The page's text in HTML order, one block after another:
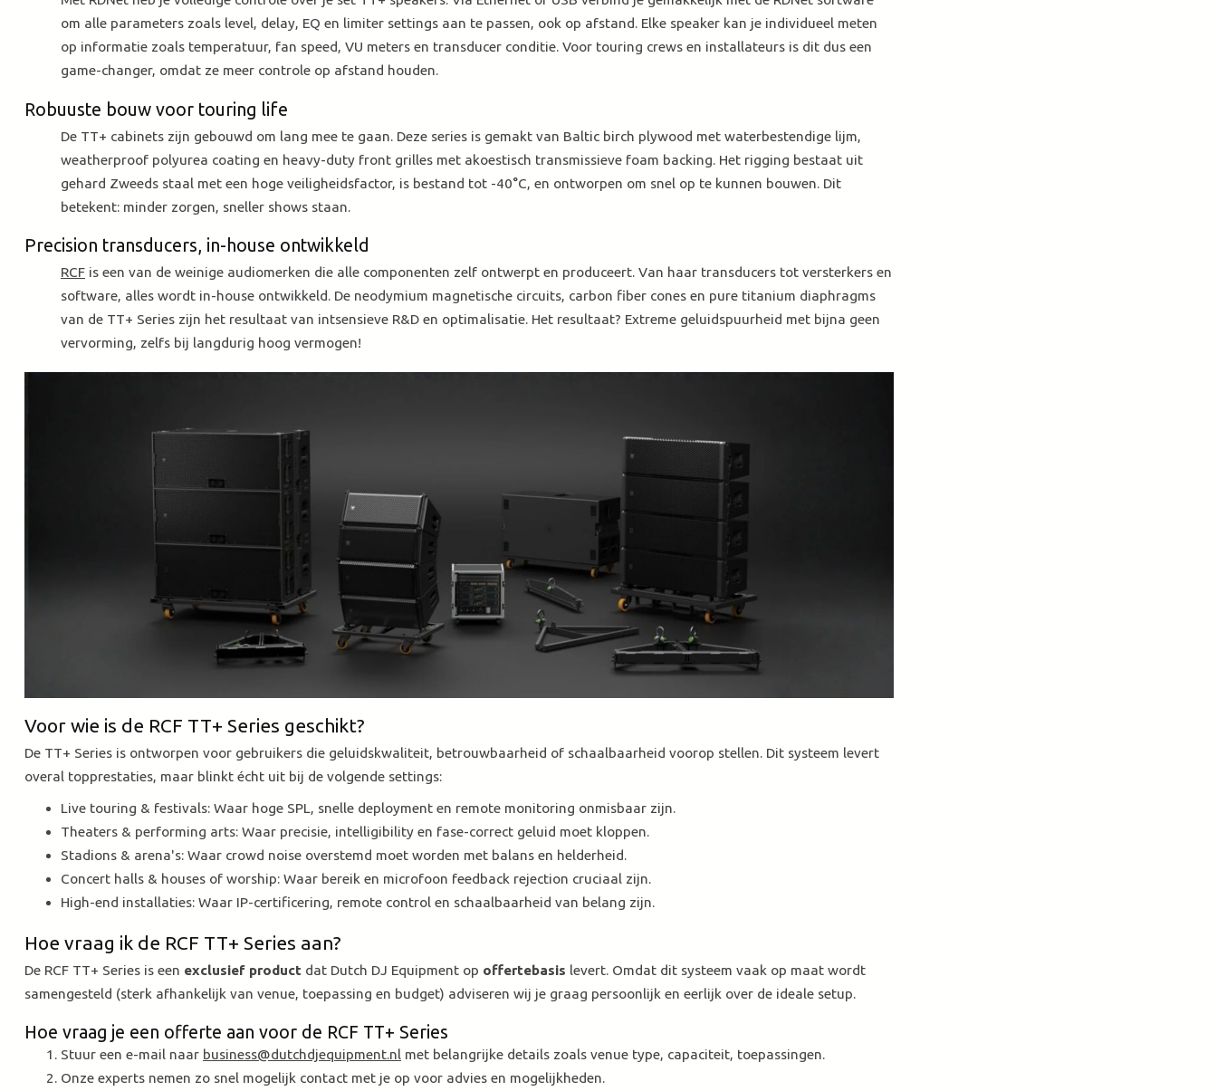
om alle parameters zoals level, delay, EQ en limiter settings aan te passen, ook op afstand. Elke speaker kan je individueel meten
op informatie zoals temperatuur, fan speed, VU meters en transducer conditie. Voor touring crews en installateurs is dit dus een
game-changer, omdat ze meer controle op afstand houden.
Robuuste bouw voor touring life
De TT+ cabinets zijn gebouwd om lang mee te gaan. Deze series is gemakt van Baltic birch plywood met waterbestendige lijm,
weatherproof polyurea coating en heavy-duty front grilles met akoestisch transmissieve foam backing. Het rigging bestaat uit
gehard Zweeds staal met een hoge veiligheidsfactor, is bestand tot -40°C, en ontworpen om snel op te kunnen bouwen. Dit
betekent: minder zorgen, sneller shows staan.
Precision transducers, in-house ontwikkeld
RCF is een van de weinige audiomerken die alle componenten zelf ontwerpt en produceert. Van haar transducers tot versterkers en
software, alles wordt in-house ontwikkeld. De neodymium magnetische circuits, carbon fiber cones en pure titanium diaphragms
van de TT+ Series zijn het resultaat van intsensieve R&D en optimalisatie. Het resultaat? Extreme geluidspuurheid met bijna geen
vervorming, zelfs bij langdurig hoog vermogen!
Voor wie is de RCF TT+ Series geschikt?
De TT+ Series is ontworpen voor gebruikers die geluidskwaliteit, betrouwbaarheid of schaalbaarheid voorop stellen. Dit systeem levert
overal topprestaties, maar blinkt écht uit bij de volgende settings:
Live touring & festivals: Waar hoge SPL, snelle deployment en remote monitoring onmisbaar zijn.
Theaters & performing arts: Waar precisie, intelligibility en fase-correct geluid moet kloppen.
Stadions & arena's: Waar crowd noise overstemd moet worden met balans en helderheid.
Concert halls & houses of worship: Waar bereik en microfoon feedback rejection cruciaal zijn.
High-end installaties: Waar IP-certificering, remote control en schaalbaarheid van belang zijn.
Hoe vraag ik de RCF TT+ Series aan?
De RCF TT+ Series is een exclusief product dat Dutch DJ Equipment op offertebasis levert. Omdat dit systeem vaak op maat wordt
samengesteld (sterk afhankelijk van venue, toepassing en budget) adviseren wij je graag persoonlijk en eerlijk over de ideale setup.
Hoe vraag je een offerte aan voor de RCF TT+ Series
Stuur een e-mail naar business@dutchdjequipment.nl met belangrijke details zoals venue type, capaciteit, toepassingen.
Onze experts nemen zo snel mogelijk contact met je op voor advies en mogelijkheden.